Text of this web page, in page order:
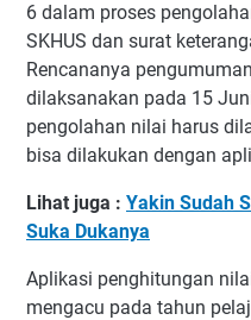
6 dalam proses
SKHUS dan surat
Rencananya
dilaksanakan pada 15
pengolahan nilai harus
bisa dilakukan dengan
Lihat juga : Yakin Sudah
Suka Dukanya
Aplikasi penghitungan
mengacu pada tahun